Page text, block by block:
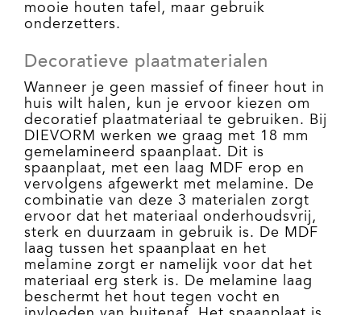
mooie houten tafel, maar gebruik
onderzetters.
Decoratieve plaatmaterialen
Wanneer je geen massief of fineer hout in
huis wilt halen, kun je ervoor kiezen om
decoratief plaatmateriaal te gebruiken. Bij
DIEVORM werken we graag met 18 mm
gemelamineerd spaanplaat. Dit is
spaanplaat, met een laag MDF erop en
vervolgens afgewerkt met melamine. De
combinatie van deze 3 materialen zorgt
ervoor dat het materiaal onderhoudsvrij,
sterk en duurzaam in gebruik is. De MDF
laag tussen het spaanplaat en het
melamine zorgt er namelijk voor dat het
materiaal erg sterk is. De melamine laag
beschermt het hout tegen vocht en